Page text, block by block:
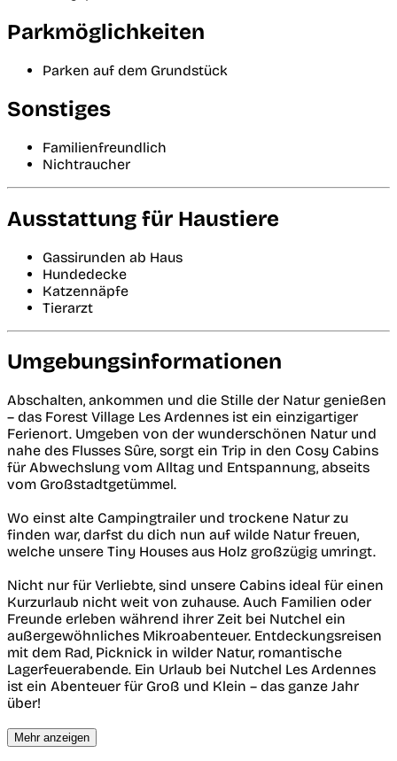
Parkmöglichkeiten
Parken auf dem Grundstück
Sonstiges
Familienfreundlich
Nichtraucher
Ausstattung für Haustiere
Gassirunden ab Haus
Hundedecke
Katzennäpfe
Tierarzt
Umgebungsinformationen
Abschalten, ankommen und die Stille der Natur genießen
– das Forest Village Les Ardennes ist ein einzigartiger
Ferienort. Umgeben von der wunderschönen Natur und
nahe des Flusses Sûre, sorgt ein Trip in den Cosy Cabins
für Abwechslung vom Alltag und Entspannung, abseits
vom Großstadtgetümmel.
Wo einst alte Campingtrailer und trockene Natur zu
finden war, darfst du dich nun auf wilde Natur freuen,
welche unsere Tiny Houses aus Holz großzügig umringt.
Nicht nur für Verliebte, sind unsere Cabins ideal für einen
Kurzurlaub nicht weit von zuhause. Auch Familien oder
Freunde erleben während ihrer Zeit bei Nutchel ein
außergewöhnliches Mikroabenteuer. Entdeckungsreisen
mit dem Rad, Picknick in wilder Natur, romantische
Lagerfeuerabende. Ein Urlaub bei Nutchel Les Ardennes
ist ein Abenteuer für Groß und Klein – das ganze Jahr
über!
Mehr anzeigen